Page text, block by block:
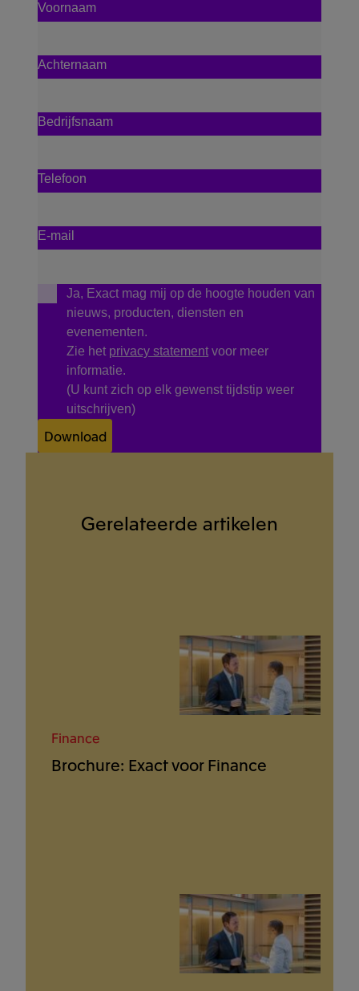
Voornaam
Achternaam
Bedrijfsnaam
Telefoon
E-mail
Ja, Exact mag mij op de hoogte houden van
nieuws, producten, diensten en
evenementen.
Zie het privacy statement voor meer
informatie.
(U kunt zich op elk gewenst tijdstip weer
uitschrijven)
Download
Gerelateerde artikelen
Finance
Brochure: Exact voor Finance